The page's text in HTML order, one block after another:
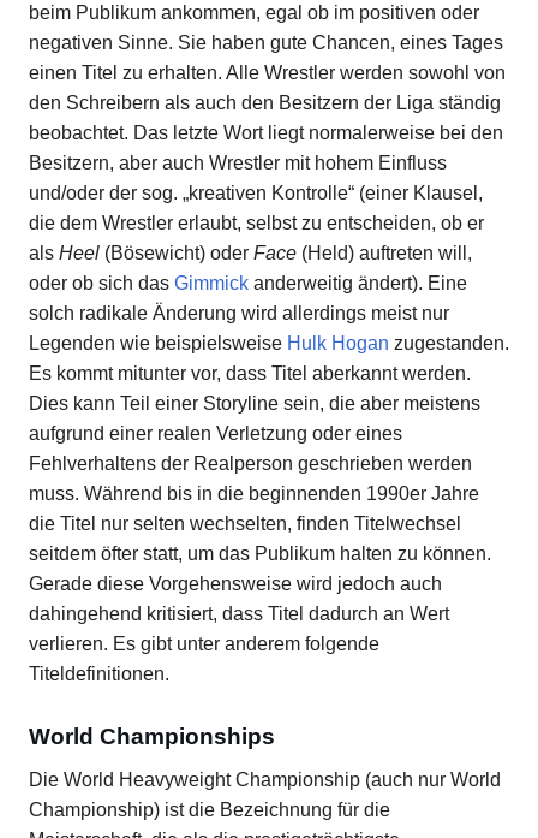
beim Publikum ankommen, egal ob im positiven oder
negativen Sinne. Sie haben gute Chancen, eines Tages
einen Titel zu erhalten. Alle Wrestler werden sowohl von
den Schreibern als auch den Besitzern der Liga ständig
beobachtet. Das letzte Wort liegt normalerweise bei den
Besitzern, aber auch Wrestler mit hohem Einfluss
und/oder der sog. „kreativen Kontrolle“ (einer Klausel,
die dem Wrestler erlaubt, selbst zu entscheiden, ob er
als Heel (Bösewicht) oder Face (Held) auftreten will,
oder ob sich das Gimmick anderweitig ändert). Eine
solch radikale Änderung wird allerdings meist nur
Legenden wie beispielsweise Hulk Hogan zugestanden.
Es kommt mitunter vor, dass Titel aberkannt werden.
Dies kann Teil einer Storyline sein, die aber meistens
aufgrund einer realen Verletzung oder eines
Fehlverhaltens der Realperson geschrieben werden
muss. Während bis in die beginnenden 1990er Jahre
die Titel nur selten wechselten, finden Titelwechsel
seitdem öfter statt, um das Publikum halten zu können.
Gerade diese Vorgehensweise wird jedoch auch
dahingehend kritisiert, dass Titel dadurch an Wert
verlieren. Es gibt unter anderem folgende
Titeldefinitionen.
World Championships
Die World Heavyweight Championship (auch nur World
Championship) ist die Bezeichnung für die